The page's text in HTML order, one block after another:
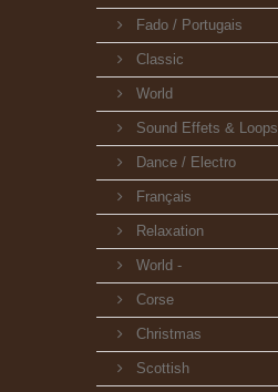
Fado / Portugais
Classic
World
Sound Effets & Loops
Dance / Electro
Français
Relaxation
World -
Corse
Christmas
Scottish